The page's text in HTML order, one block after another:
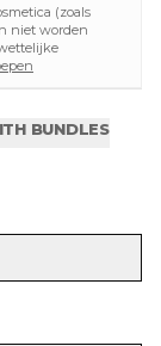
(zoals
niet worden
BUNDLES